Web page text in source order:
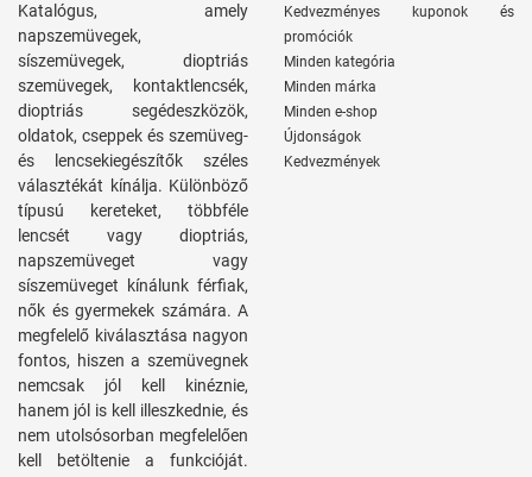
Katalógus, amely
napszemüvegek,
síszemüvegek, dioptriás
szemüvegek, kontaktlencsék,
dioptriás segédeszközök,
oldatok, cseppek és szemüveg-
és lencsekiegészítők széles
választékát kínálja. Különböző
típusú kereteket, többféle
lencsét vagy dioptriás,
napszemüveget vagy
síszemüveget kínálunk férfiak,
nők és gyermekek számára. A
megfelelő kiválasztása nagyon
fontos, hiszen a szemüvegnek
nemcsak jól kell kinéznie,
hanem jól is kell illeszkednie, és
nem utolsósorban megfelelően
kell betöltenie a funkcióját.
Kedvezményes kuponok és
promóciók
Minden kategória
Minden márka
Minden e-shop
Újdonságok
Kedvezmények